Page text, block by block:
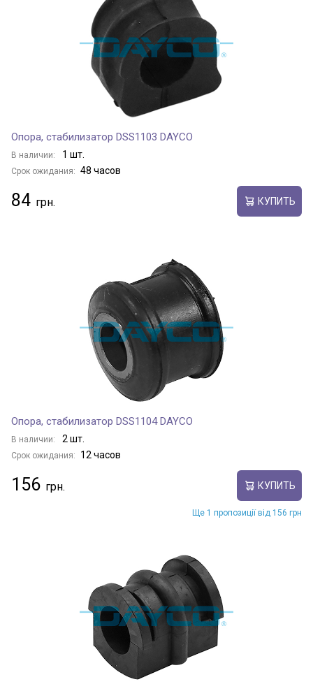
Опора, стабилизатор DSS1103 DAYCO
В наличии: 1 шт.
Срок ожидания: 48 часов
84 КУПИТЬ
Опора, стабилизатор DSS1104 DAYCO
В наличии: 2 шт.
Срок ожидания: 12 часов
156 КУПИТЬ
Ще 1 пропозиції від 156 грн